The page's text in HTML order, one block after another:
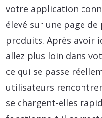
votre application
élevé sur une page
produits. Après avoir
allez plus loin dans
ce qui se passe
utilisateurs
se chargent-elles